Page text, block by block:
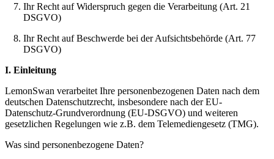
Ihr Recht auf Widerspruch gegen die Verarbeitung (Art. 21
DSGVO)
Ihr Recht auf Beschwerde bei der Aufsichtsbehörde (Art. 77
DSGVO)
I. Einleitung
LemonSwan verarbeitet Ihre personenbezogenen Daten nach dem
deutschen Datenschutzrecht, insbesondere nach der EU-
Datenschutz-Grundverordnung (EU-DSGVO) und weiteren
gesetzlichen Regelungen wie z.B. dem Telemediengesetz (TMG).
Was sind personenbezogene Daten?